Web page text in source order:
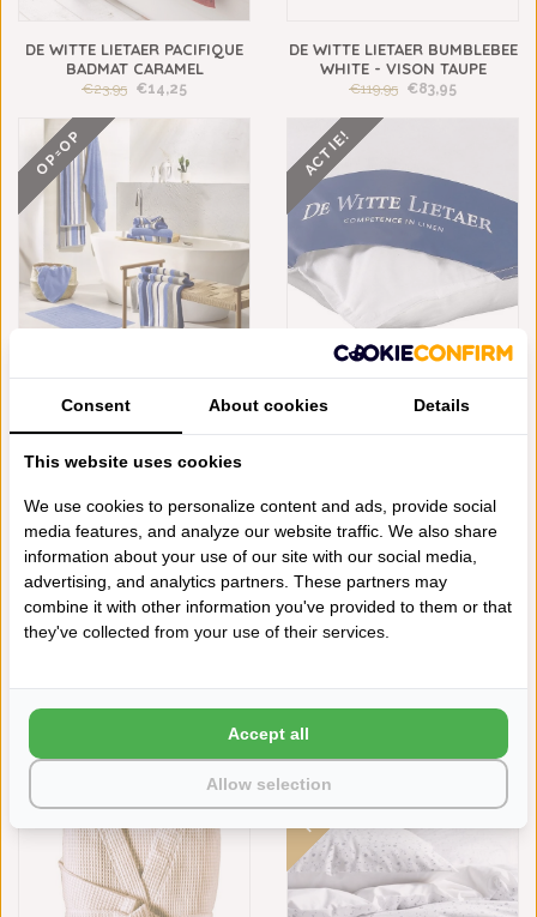
DE WITTE LIETAER PACIFIQUE
BADMAT CARAMEL
€23,95 €14,25
DE WITTE LIETAER BUMBLEBEE
WHITE - VISON TAUPE
€119,95 €83,95
OP=OP
DE WITTE LIETAER
GESTREEPTE OPHELIA
HANDDOEKENLIJN
QUADRUPPLE, VANAF
€17,95 €10,95
ACTIE!
DE WITTE LIETAER DUCKY
KUSSEN EENDENDONS EN
VEREN 60X70 CM / 70X60 CM
€99,95 €49,98
SALE
DE WITTE LIETAER ALASKA GEL
600 GRAMS
DE WITTE LIETAER
€3,95
NIEUW
Consent About cookies Details
This website uses cookies
We use cookies to personalize content and ads, provide social
media features, and analyze our website traffic. We also share
information about your use of our site with our social media,
advertising, and analytics partners. These partners may
combine it with other information you've provided to them or that
they've collected from your use of their services.
Allow selection
Accept all